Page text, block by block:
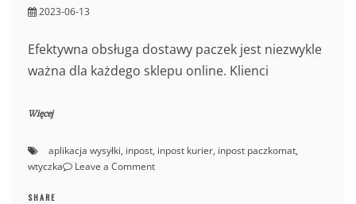
2023-06-13
Efektywna obsługa dostawy paczek jest niezwykle
ważna dla każdego sklepu online. Klienci
Więcej
aplikacja wysyłki, inpost, inpost kurier, inpost paczkomat,
wtyczka
Leave a Commenton
SHARE